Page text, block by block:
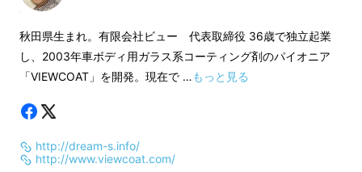
（例：２個セットの場合、白１個。くろ１個）
それでは、今後も「ぷにぷに肉球マウスプロ
ジェクト」に相変りません支援と、お知り合い
ます。
※写真はイメージのため、実物は若干ツヤ具合
ださい。
秋田県生まれ。有限会社ビュー 代表取締役 36歳で独立起業
し、2003年車ボディ用ガラス系コーティング剤のパイオニア
「VIEWCOAT」を開発。現在で …もっと見る
http://dream-s.info/
http://www.viewcoat.com/